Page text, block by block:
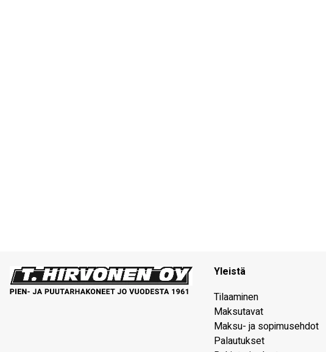
Yleistä
Tilaaminen
Maksutavat
Maksu- ja sopimusehdot
Palautukset